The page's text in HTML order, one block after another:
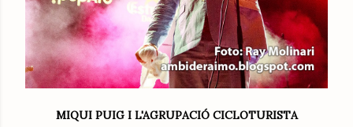
MIQUI PUIG I L'AGRUPACIÓ CICLOTURISTA